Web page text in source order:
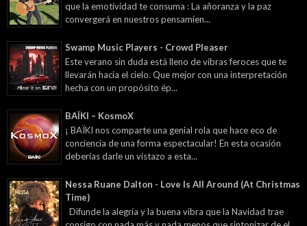
que la emotividad te consuma : La añoranza y la paz
convergerá en nuestros pensamien...
Swamp Music Players - Crowd Pleaser
Este verano sin duda está lleno de vibras feroces que te
llevarán hacia el cielo. Que mejor con una interpretación
hecha con un propósito ép...
BAÏKI – KosmoX
¡ BAÏKI nos comparte una genial rola que hace eco de
conciencia de una forma espectacular! En esta ocasión
deberías darle un vistazo a esta...
Nessa Ruane Dalton - Love Is All Around (At Christmas
Time)
Difunde la alegría y la buena vibra que la Navidad trae